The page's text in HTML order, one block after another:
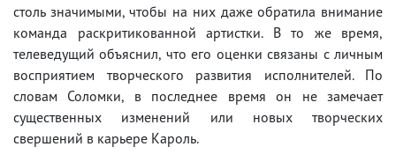
столь значимыми, чтобы на них даже обратила внимание
команда раскритикованной артистки. В то же время,
телеведущий объяснил, что его оценки связаны с личным
восприятием творческого развития исполнителей. По
словам Соломки, в последнее время он не замечает
существенных изменений или новых творческих
свершений в карьере Кароль.